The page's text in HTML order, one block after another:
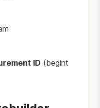
ID (begint